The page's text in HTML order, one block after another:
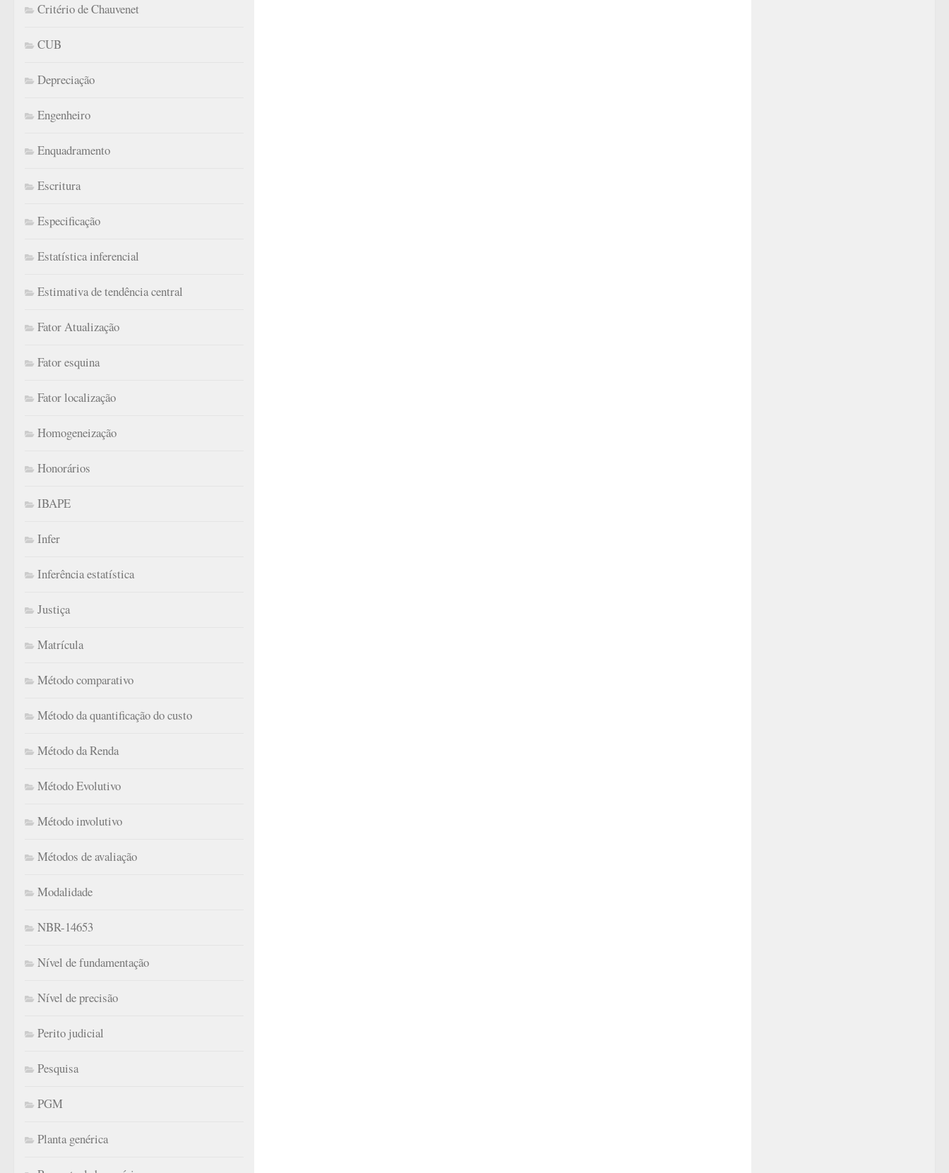
Critério de Chauvenet
CUB
Depreciação
Engenheiro
Enquadramento
Escritura
Especificação
Estatística inferencial
Estimativa de tendência central
Fator Atualização
Fator esquina
Fator localização
Homogeneização
Honorários
IBAPE
Infer
Inferência estatística
Justiça
Matrícula
Método comparativo
Método da quantificação do custo
Método da Renda
Método Evolutivo
Método involutivo
Métodos de avaliação
Modalidade
NBR-14653
Nível de fundamentação
Nível de precisão
Perito judicial
Pesquisa
PGM
Planta genérica